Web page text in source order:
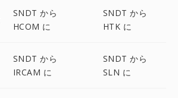
SNDT から
HCOM に
SNDT から
HTK に
SNDT から
IRCAM に
SNDT から
SLN に